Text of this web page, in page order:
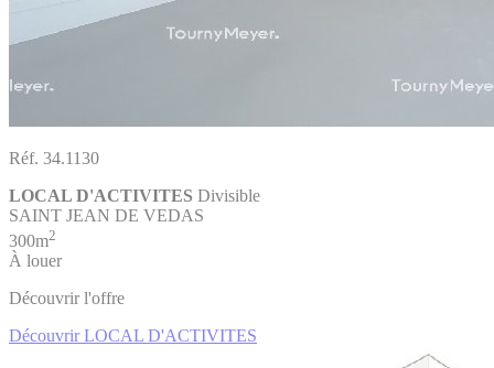
Réf. 34.1130
LOCAL D'ACTIVITES Divisible
SAINT JEAN DE VEDAS
300m2
À louer
Découvrir l'offre
Découvrir LOCAL D'ACTIVITES